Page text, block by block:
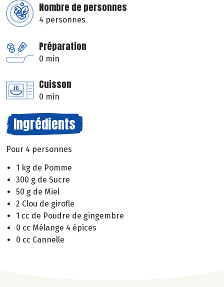
Nombre de personnes
4 personnes
Préparation
0 min
Cuisson
0 min
Ingrédients
Pour 4 personnes
1 kg de Pomme
300 g de Sucre
50 g de Miel
2 Clou de girofle
1 cc de Poudre de gingembre
0 cc Mélange 4 épices
0 cc Cannelle